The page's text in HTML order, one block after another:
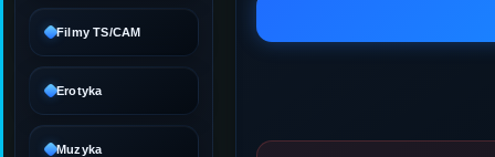
Filmy TS/CAM
Erotyka
Muzyka